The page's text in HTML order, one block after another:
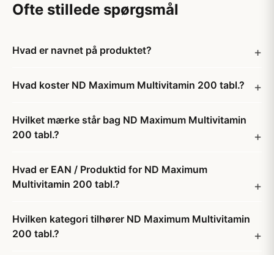
Ofte stillede spørgsmål
Hvad er navnet på produktet?
Hvad koster ND Maximum Multivitamin 200 tabl.?
Hvilket mærke står bag ND Maximum Multivitamin
200 tabl.?
Hvad er EAN / Produktid for ND Maximum
Multivitamin 200 tabl.?
Hvilken kategori tilhører ND Maximum Multivitamin
200 tabl.?